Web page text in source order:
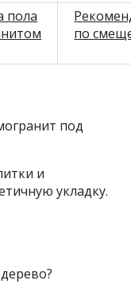
пола
по
под
и
укладку.